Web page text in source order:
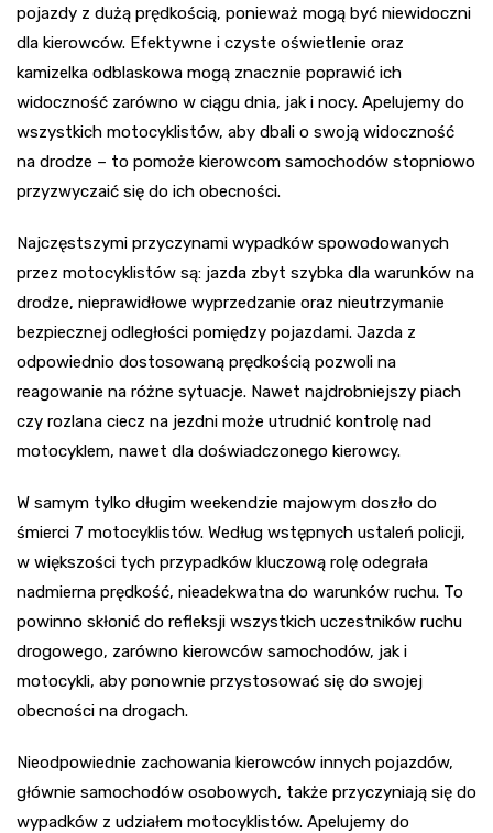
pojazdy z dużą prędkością, ponieważ mogą być niewidoczni
dla kierowców. Efektywne i czyste oświetlenie oraz
kamizelka odblaskowa mogą znacznie poprawić ich
widoczność zarówno w ciągu dnia, jak i nocy. Apelujemy do
wszystkich motocyklistów, aby dbali o swoją widoczność
na drodze – to pomoże kierowcom samochodów stopniowo
przyzwyczaić się do ich obecności.
Najczęstszymi przyczynami wypadków spowodowanych
przez motocyklistów są: jazda zbyt szybka dla warunków na
drodze, nieprawidłowe wyprzedzanie oraz nieutrzymanie
bezpiecznej odległości pomiędzy pojazdami. Jazda z
odpowiednio dostosowaną prędkością pozwoli na
reagowanie na różne sytuacje. Nawet najdrobniejszy piach
czy rozlana ciecz na jezdni może utrudnić kontrolę nad
motocyklem, nawet dla doświadczonego kierowcy.
W samym tylko długim weekendzie majowym doszło do
śmierci 7 motocyklistów. Według wstępnych ustaleń policji,
w większości tych przypadków kluczową rolę odegrała
nadmierna prędkość, nieadekwatna do warunków ruchu. To
powinno skłonić do refleksji wszystkich uczestników ruchu
drogowego, zarówno kierowców samochodów, jak i
motocykli, aby ponownie przystosować się do swojej
obecności na drogach.
Nieodpowiednie zachowania kierowców innych pojazdów,
głównie samochodów osobowych, także przyczyniają się do
wypadków z udziałem motocyklistów. Apelujemy do